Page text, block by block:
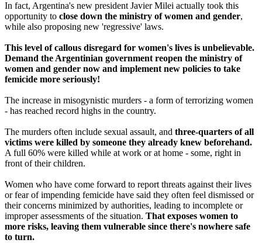
In fact, Argentina's new president Javier Milei actually took this
opportunity to close down the ministry of women and gender,
while also proposing new 'regressive' laws.
This level of callous disregard for women's lives is unbelievable.
Demand the Argentinian government reopen the ministry of
women and gender now and implement new policies to take
femicide more seriously!
The increase in misogynistic murders - a form of terrorizing women
- has reached record highs in the country.
The murders often include sexual assault, and three-quarters of all
victims were killed by someone they already knew beforehand.
A full 60% were killed while at work or at home - some, right in
front of their children.
Women who have come forward to report threats against their lives
or fear of impending femicide have said they often feel dismissed or
their concerns minimized by authorities, leading to incomplete or
improper assessments of the situation. That exposes women to
more risks, leaving them vulnerable since there's nowhere safe
to turn.